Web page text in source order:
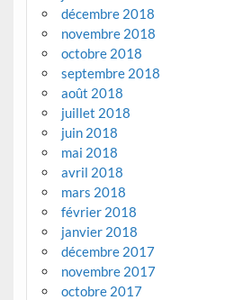
décembre 2018
novembre 2018
octobre 2018
septembre 2018
août 2018
juillet 2018
juin 2018
mai 2018
avril 2018
mars 2018
février 2018
janvier 2018
décembre 2017
novembre 2017
octobre 2017